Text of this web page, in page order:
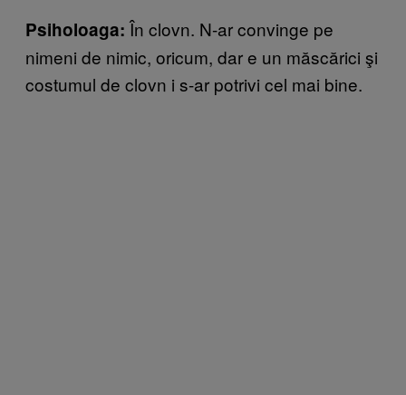
Psiholoaga: În clovn. N-ar convinge pe
nimeni de nimic, oricum, dar e un măscărici şi
costumul de clovn i s-ar potrivi cel mai bine.